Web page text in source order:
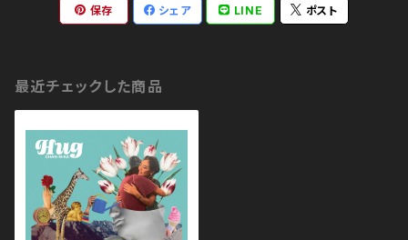
保存 シェア LINE ポスト
最近チェックした商品